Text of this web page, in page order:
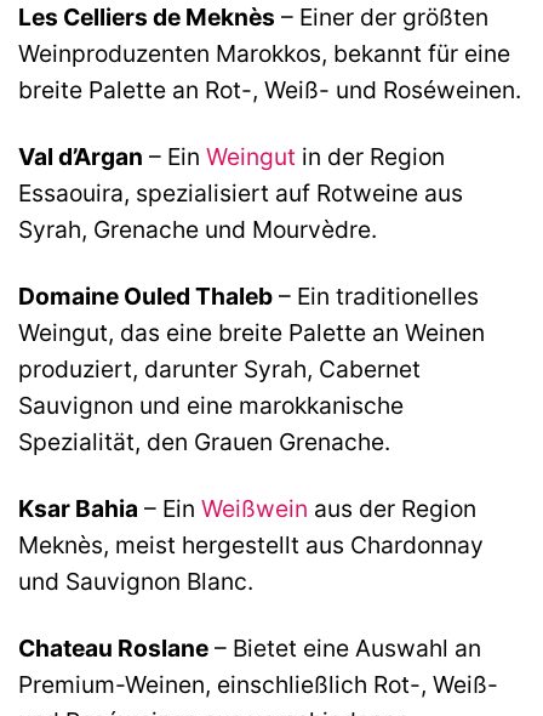
Les Celliers de Meknès – Einer der größten
Weinproduzenten Marokkos, bekannt für eine
breite Palette an Rot-, Weiß- und Roséweinen.
Val d’Argan – Ein Weingut in der Region
Essaouira, spezialisiert auf Rotweine aus
Syrah, Grenache und Mourvèdre.
Domaine Ouled Thaleb – Ein traditionelles
Weingut, das eine breite Palette an Weinen
produziert, darunter Syrah, Cabernet
Sauvignon und eine marokkanische
Spezialität, den Grauen Grenache.
Ksar Bahia – Ein Weißwein aus der Region
Meknès, meist hergestellt aus Chardonnay
und Sauvignon Blanc.
Chateau Roslane – Bietet eine Auswahl an
Premium-Weinen, einschließlich Rot-, Weiß-